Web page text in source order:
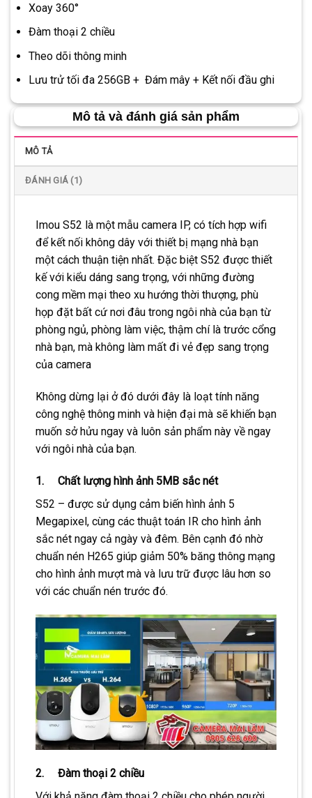
Xoay 360°
Đàm thoại 2 chiều
Theo dõi thông minh
Lưu trử tối đa 256GB + Đám mây + Kết nối đầu ghi
Mô tả và đánh giá sản phẩm
MÔ TẢ
ĐÁNH GIÁ (1)
Imou S52 là một mẫu camera IP, có tích hợp wifi
để kết nối không dây với thiết bị mạng nhà bạn
một cách thuận tiện nhất. Đặc biệt S52 được thiết
kế với kiểu dáng sang trọng, với những đường
cong mềm mại theo xu hướng thời thượng, phù
họp đặt bất cứ nơi đâu trong ngôi nhà của bạn từ
phòng ngủ, phòng làm việc, thậm chí là trước cổng
nhà bạn, mà không làm mất đi vẻ đẹp sang trọng
của camera
Không dừng lại ở đó dưới đây là loạt tính năng
công nghệ thông minh và hiện đại mà sẽ khiến bạn
muốn sở hửu ngay và luôn sản phẩm này về ngay
với ngôi nhà của bạn.
1. Chất lượng hình ảnh 5MB sắc nét
S52 – được sử dụng cảm biến hình ảnh 5
Megapixel, cùng các thuật toán IR cho hình ảnh
sắc nét ngay cả ngày và đêm. Bên cạnh đó nhờ
chuẩn nén H265 giúp giảm 50% băng thông mạng
cho hình ảnh mượt mà và lưu trữ được lâu hơn so
với các chuẩn nén trước đó.
2. Đàm thoại 2 chiều